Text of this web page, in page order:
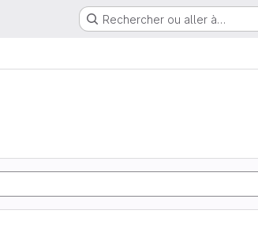
Rechercher ou aller à…